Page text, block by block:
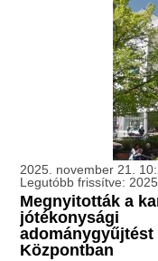
2025. november 21.
Legutóbb frissítve:
Megnyitották a
jótékonysági
adománygyűjtést
Központban